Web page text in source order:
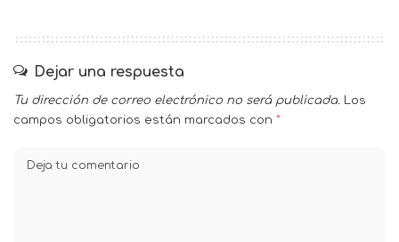
Dejar una respuesta
Tu dirección de correo electrónico no será publicada. Los
campos obligatorios están marcados con *